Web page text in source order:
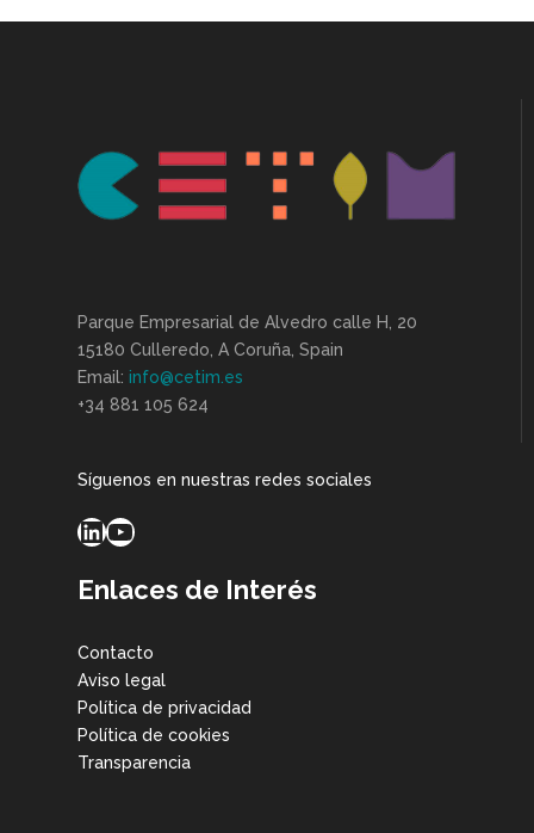
Parque Empresarial de Alvedro calle H, 20
15180 Culleredo, A Coruña, Spain
Email: info@cetim.es
+34 881 105 624
Síguenos en nuestras redes sociales
LinkedIn
YouTube
Enlaces de Interés
Contacto
Aviso legal
Política de privacidad
Política de cookies
Transparencia